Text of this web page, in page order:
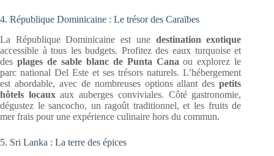
4. République Dominicaine : Le trésor des Caraïbes
La République Dominicaine est une destination exotique
accessible à tous les budgets. Profitez des eaux turquoise et
des plages de sable blanc de Punta Cana ou explorez le
parc national Del Este et ses trésors naturels. L’hébergement
est abordable, avec de nombreuses options allant despetits
hôtels locauxaux auberges conviviales. Côté gastronomie,
dégustez le sancocho, un ragoût traditionnel, et les fruits de
mer frais pour une expérience culinaire hors du commun.
5. Sri Lanka : La terre des épices